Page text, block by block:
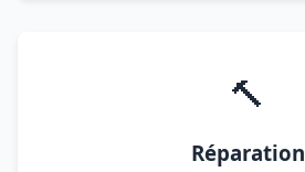
🔨
Réparation